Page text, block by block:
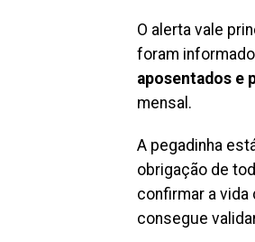
O alerta vale
foram
aposentados e
mensal.
A pegadinha
obrigação de
confirmar a
consegue